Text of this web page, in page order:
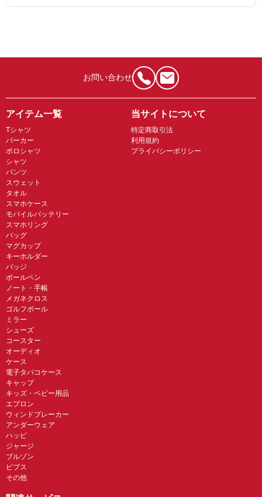
お問い合わせ
アイテム一覧
Tシャツ
パーカー
ポロシャツ
シャツ
パンツ
スウェット
タオル
スマホケース
モバイルバッテリー
スマホリング
バッグ
マグカップ
キーホルダー
バッジ
ボールペン
ノート・手帳
メガネクロス
ゴルフボール
ミラー
シューズ
コースター
オーディオ
ケース
電子タバコケース
キャップ
キッズ・ベビー用品
エプロン
ウィンドブレーカー
アンダーウェア
ハッピ
ジャージ
ブルゾン
ビブス
その他
当サイトについて
特定商取引法
利用規約
プライバシーポリシー